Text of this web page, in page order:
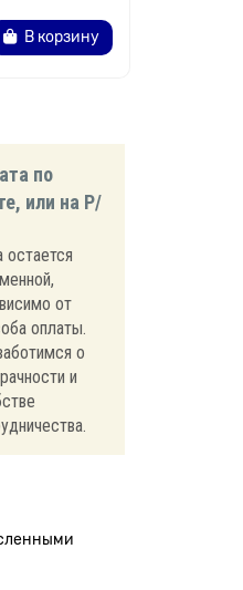
В корзину
по
или на Р/
остается
от
оплаты.
о
и